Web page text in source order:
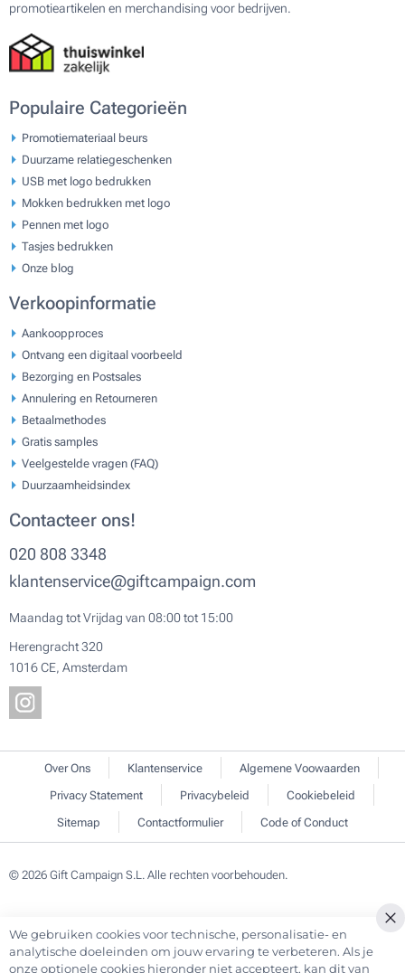
promotieartikelen en merchandising voor bedrijven.
Populaire Categorieën
Promotiemateriaal beurs
Duurzame relatiegeschenken
USB met logo bedrukken
Mokken bedrukken met logo
Pennen met logo
Tasjes bedrukken
Onze blog
Verkoopinformatie
Aankoopproces
Ontvang een digitaal voorbeeld
Bezorging en Postsales
Annulering en Retourneren
Betaalmethodes
Gratis samples
Veelgestelde vragen (FAQ)
Duurzaamheidsindex
Contacteer ons!
020 808 3348
klantenservice@giftcampaign.com
Maandag tot Vrijdag van 08:00 tot 15:00
Herengracht 320
1016 CE, Amsterdam
Over Ons Klantenservice
Algemene Voowaarden
Privacy Statement
Privacybeleid
Cookiebeleid
Sitemap
Contactformulier Code of Conduct
© 2026 Gift Campaign S.L. Alle rechten voorbehouden.
We gebruiken cookies voor technische, personalisatie- en
analytische doeleinden om jouw ervaring te verbeteren. Als je
onze optionele cookies hieronder niet accepteert, kan dit van